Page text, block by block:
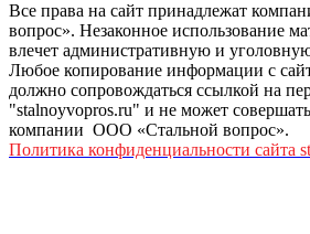
Все права на сайт принадлежат
вопрос». Незаконное использование
влечет административную и
Любое копирование информации с
должно сопровождаться ссылкой на
"stalnoyvopros.ru" и не может
компании ООО «Стальной вопрос».
Политика конфиденциальности сайта